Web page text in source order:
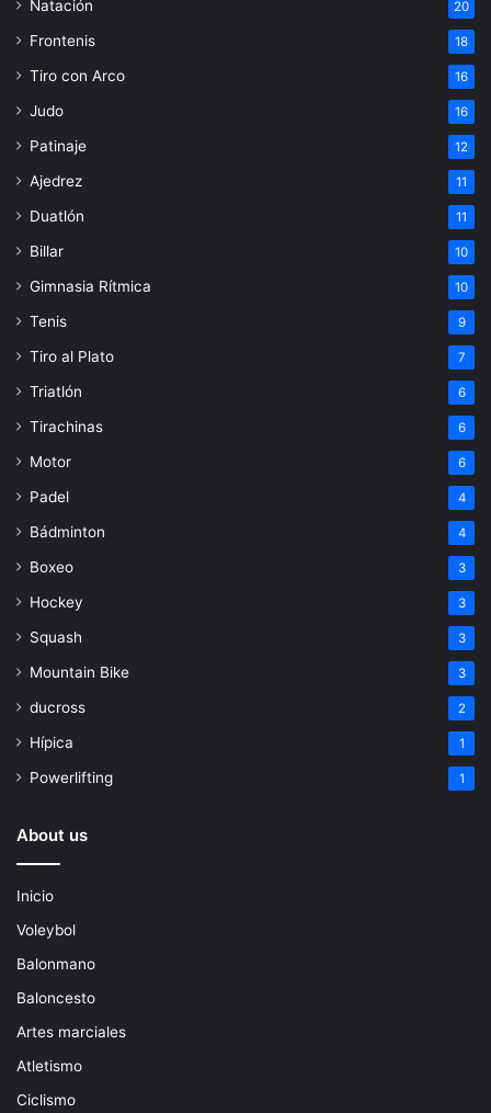
Natación 20
Frontenis 18
Tiro con Arco 16
Judo 16
Patinaje 12
Ajedrez 11
Duatlón 11
Billar 10
Gimnasia Rítmica 10
Tenis 9
Tiro al Plato 7
Triatlón 6
Tirachinas 6
Motor 6
Padel 4
Bádminton 4
Boxeo 3
Hockey 3
Squash 3
Mountain Bike 3
ducross 2
Hípica 1
Powerlifting 1
About us
Inicio
Voleybol
Balonmano
Baloncesto
Artes marciales
Atletismo
Ciclismo